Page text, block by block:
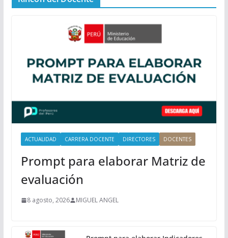
a
ACTUALIDAD CARRERA DOCENTE DIRECTORES DOCENTES
Prompt para elaborar Matriz de
evaluación
8 agosto, 2026 MIGUEL ANGEL